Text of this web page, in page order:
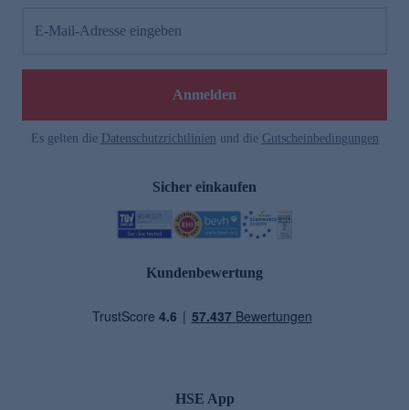
E-Mail-Adresse eingeben
Anmelden
Es gelten die Datenschutzrichtlinien und die Gutscheinbedingungen
Sicher einkaufen
Kundenbewertung
HSE App